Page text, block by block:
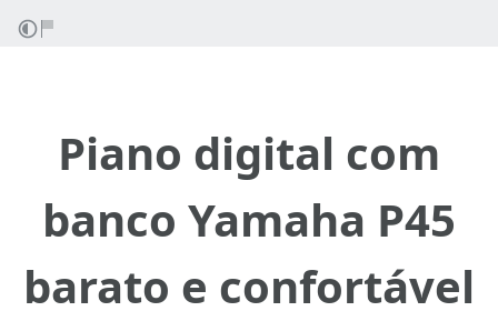
Piano digital com
banco Yamaha P45
barato e confortável